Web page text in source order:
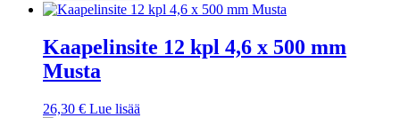
Kaapelinsite 12 kpl 4,6 x 500 mm
Musta
26,30 € Lue lisää